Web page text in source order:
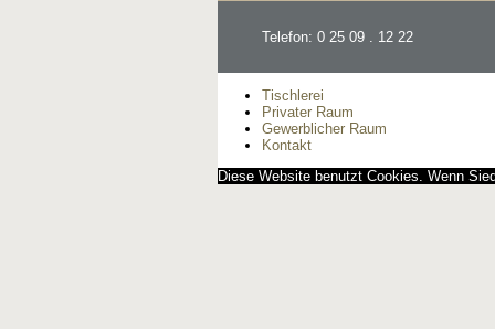
Telefon: 0 25 09 . 12 22
Tischlerei
Privater Raum
Gewerblicher Raum
Kontakt
Diese Website benutzt Cookies. Wenn